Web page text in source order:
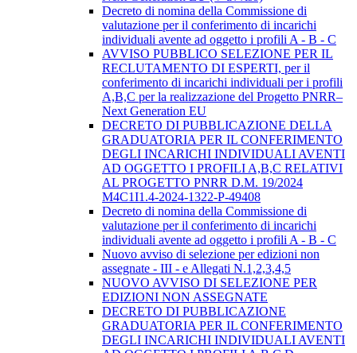
Decreto di nomina della Commissione di
valutazione per il conferimento di incarichi
individuali avente ad oggetto i profili A - B - C
AVVISO PUBBLICO SELEZIONE PER IL
RECLUTAMENTO DI ESPERTI, per il
conferimento di incarichi individuali per i profili
A,B,C per la realizzazione del Progetto PNRR–
Next Generation EU
DECRETO DI PUBBLICAZIONE DELLA
GRADUATORIA PER IL CONFERIMENTO
DEGLI INCARICHI INDIVIDUALI AVENTI
AD OGGETTO I PROFILI A,B,C RELATIVI
AL PROGETTO PNRR D.M. 19/2024
M4C1I1.4-2024-1322-P-49408
Decreto di nomina della Commissione di
valutazione per il conferimento di incarichi
individuali avente ad oggetto i profili A - B - C
Nuovo avviso di selezione per edizioni non
assegnate - III - e Allegati N.1,2,3,4,5
NUOVO AVVISO DI SELEZIONE PER
EDIZIONI NON ASSEGNATE
DECRETO DI PUBBLICAZIONE
GRADUATORIA PER IL CONFERIMENTO
DEGLI INCARICHI INDIVIDUALI AVENTI